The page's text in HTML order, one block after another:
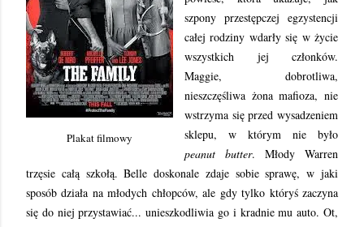
Plakat filmowy
szpony przestępczej egzystencji
całej rodziny wdarły się w życie
wszystkich jej członków.
Maggie, dobrotliwa,
nieszczęśliwa żona mafioza, nie
wstrzyma się przed wysadzeniem
sklepu, w którym nie było
peanut butter. Młody Warren
trzęsie całą szkołą. Belle doskonale zdaje sobie sprawę, w jaki
sposób działa na młodych chłopców, ale gdy tylko któryś zaczyna
się do niej przystawiać... unieszkodliwia go i kradnie mu auto. Ot,